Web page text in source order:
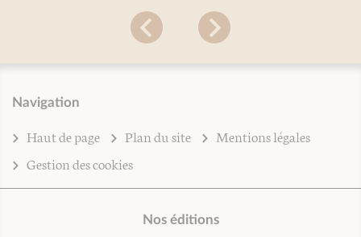
Navigation
Haut de page Plan du site
Mentions légales
Gestion des cookies
Nos éditions